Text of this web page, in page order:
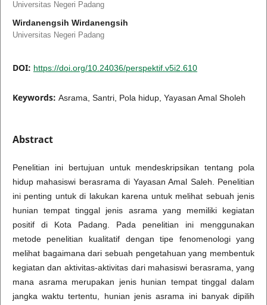
Universitas Negeri Padang
Wirdanengsih Wirdanengsih
Universitas Negeri Padang
DOI: https://doi.org/10.24036/perspektif.v5i2.610
Keywords: Asrama, Santri, Pola hidup, Yayasan Amal Sholeh
Abstract
Penelitian ini bertujuan untuk mendeskripsikan tentang pola
hidup mahasiswi berasrama di Yayasan Amal Saleh. Penelitian
ini penting untuk di lakukan karena untuk melihat sebuah jenis
hunian tempat tinggal jenis asrama yang memiliki kegiatan
positif di Kota Padang. Pada penelitian ini menggunakan
metode penelitian kualitatif dengan tipe fenomenologi yang
melihat bagaimana dari sebuah pengetahuan yang membentuk
kegiatan dan aktivitas-aktivitas dari mahasiswi berasrama, yang
mana asrama merupakan jenis hunian tempat tinggal dalam
jangka waktu tertentu, hunian jenis asrama ini banyak dipilih